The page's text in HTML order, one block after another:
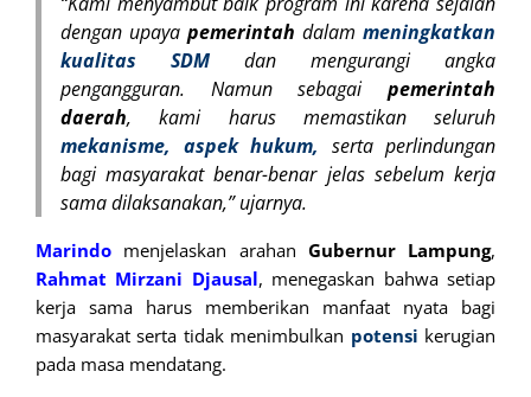
dengan upaya pemerintah dalam meningkatkan
kualitas SDM
dan mengurangi angka
pengangguran. Namun sebagaipemerintah
daerah, kami harus memastikan seluruh
mekanisme, aspek hukum, serta perlindungan
bagi masyarakat benar-benar jelas sebelum kerja
sama dilaksanakan,” ujarnya.
Marindo menjelaskan arahan Gubernur Lampung,
Rahmat Mirzani Djausal, menegaskan bahwa setiap
kerja sama harus memberikan manfaat nyata bagi
masyarakat serta tidak menimbulkan potensi kerugian
pada masa mendatang.